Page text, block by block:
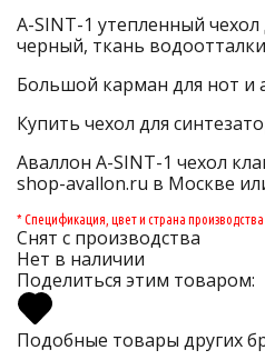
A-SINT-1 утепленный
черный, ткань
Большой карман для нот и
Купить чехол для
Аваллон A-SINT-1 чехол
shop-avallon.ru в Москве
* Спецификация, цвет и страна производства
Снят с производства
Нет в наличии
Поделиться этим товаром:
Подобные товары других